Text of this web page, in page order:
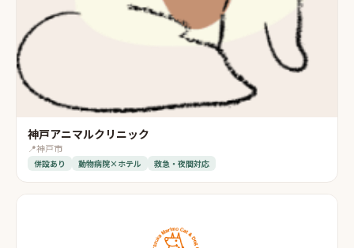
神戸アニマルクリニック
📍神戸市
併設あり 動物病院×ホテル 救急・夜間対応